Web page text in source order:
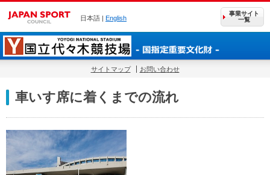
日本語 | English
事業サイト
一覧
サイトマップ お問い合わせ
車いす席に着くまでの流れ